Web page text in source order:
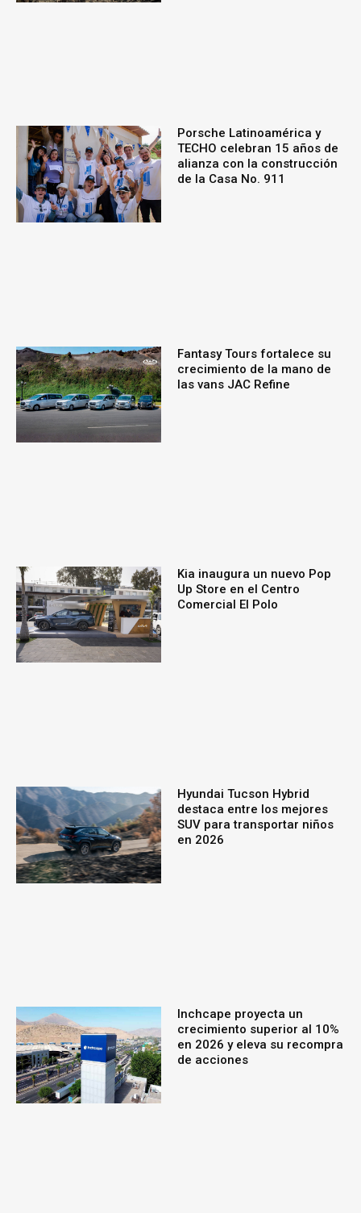
Porsche Latinoamérica y
TECHO celebran 15 años de
alianza con la construcción
de la Casa No. 911
Fantasy Tours fortalece su
crecimiento de la mano de
las vans JAC Refine
Kia inaugura un nuevo Pop
Up Store en el Centro
Comercial El Polo
Hyundai Tucson Hybrid
destaca entre los mejores
SUV para transportar niños
en 2026
Inchcape proyecta un
crecimiento superior al 10%
en 2026 y eleva su recompra
de acciones